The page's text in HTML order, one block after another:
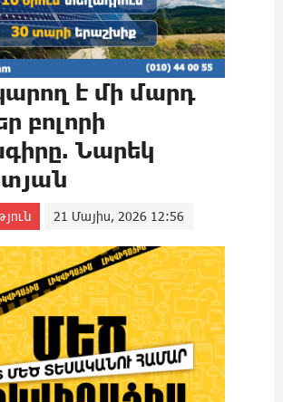
է մի մարդ
բոլորի
Նարեկ
21 Մայիս, 2026 12:56